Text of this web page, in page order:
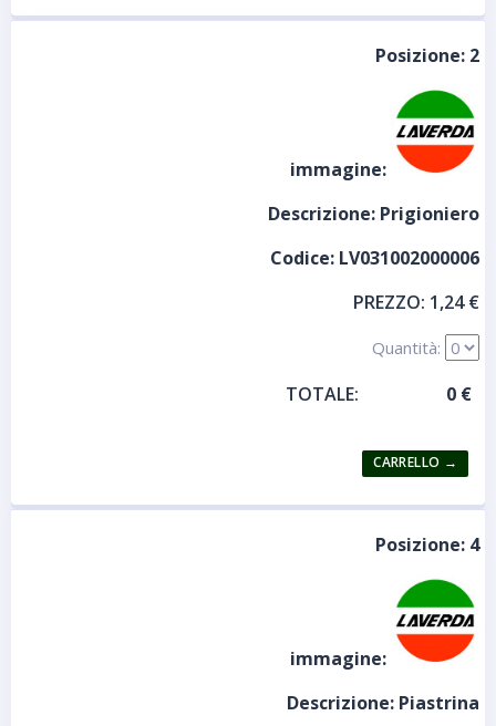
Posizione: 2
immagine:
Descrizione: Prigioniero
Codice: LV031002000006
PREZZO: 1,24 €
Quantità:
TOTALE:
Posizione: 4
immagine:
Descrizione: Piastrina